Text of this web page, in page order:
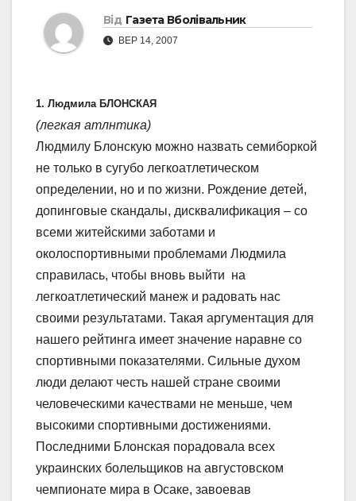
Від Газета Вболівальник
ВЕР 14, 2007
1. Людмила БЛОНСКАЯ
(легкая атлнтика)
Людмилу Блонскую можно назвать семиборкой
не только в сугубо легкоатлетическом
определении, но и по жизни. Рождение детей,
допинговые скандалы, дисквалификация – со
всеми житейскими заботами и
околоспортивными проблемами Людмила
справилась, чтобы вновь выйти на
легкоатлетический манеж и радовать нас
своими результатами. Такая аргументация для
нашего рейтинга имеет значение наравне со
спортивными показателями. Сильные духом
люди делают честь нашей стране своими
человеческими качествами не меньше, чем
высокими спортивными достижениями.
Последними Блонская порадовала всех
украинских болельщиков на августовском
чемпионате мира в Осаке, завоевав